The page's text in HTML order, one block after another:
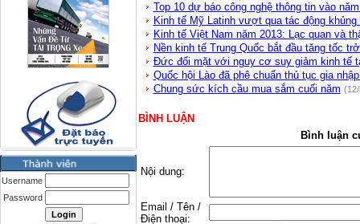
Username
Password
Top 10 dự báo công nghệ thông tin vào
Kinh tế Mỹ Latinh vượt qua tác động khủng
Kinh tế Việt Nam năm 2013: Lạc quan và
Nền kinh tế Trung Quốc bắt đầu tăng tốc
Đức đối mặt với nguy cơ suy giảm kinh tế
Quốc hội Lào đã phê chuẩn thủ tục gia
Chung sức kích cầu mua sắm cuối năm
BÌNH LUẬN
Bình luận
Nội dung:
Email / Tên /
Điện thoại: